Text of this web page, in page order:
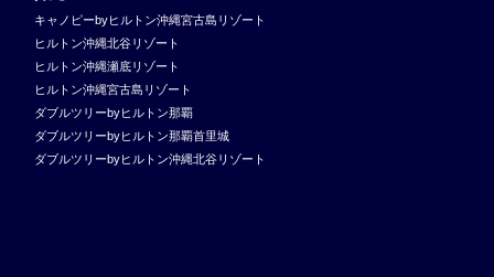
キャノピーbyヒルトン沖縄宮古島リゾート
ヒルトン沖縄北谷リゾート
ヒルトン沖縄瀬底リゾート
ヒルトン沖縄宮古島リゾート
ダブルツリーbyヒルトン那覇
ダブルツリーbyヒルトン那覇首里城
ダブルツリーbyヒルトン沖縄北谷リゾート